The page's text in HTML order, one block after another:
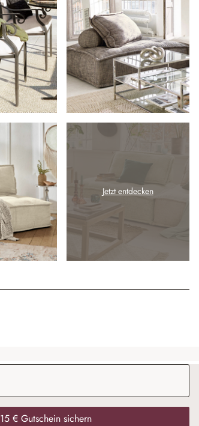
Jetzt entdecken
15 € Gutschein sichern